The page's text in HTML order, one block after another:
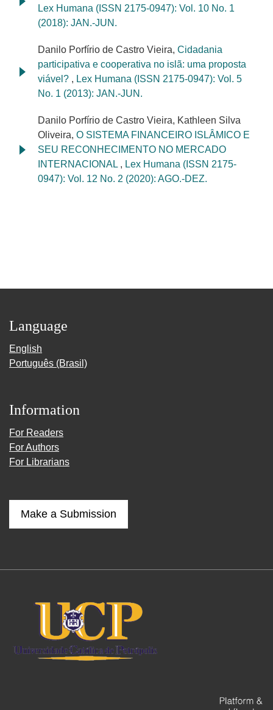
Lex Humana (ISSN 2175-0947): Vol. 10 No. 1
(2018): JAN.-JUN.
Danilo Porfírio de Castro Vieira, Cidadania
participativa e cooperativa no islã: uma proposta
viável? , Lex Humana (ISSN 2175-0947): Vol. 5
No. 1 (2013): JAN.-JUN.
Danilo Porfírio de Castro Vieira, Kathleen Silva
Oliveira, O SISTEMA FINANCEIRO ISLÂMICO E
SEU RECONHECIMENTO NO MERCADO
INTERNACIONAL , Lex Humana (ISSN 2175-
0947): Vol. 12 No. 2 (2020): AGO.-DEZ.
Language
English
Português (Brasil)
Information
For Readers
For Authors
For Librarians
Make a Submission